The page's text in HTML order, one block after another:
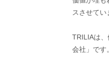
スさせて
TRILIAは
会社」です